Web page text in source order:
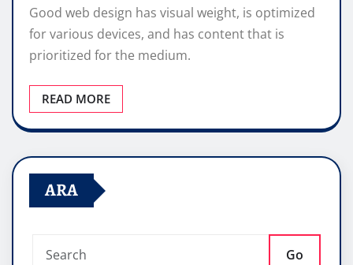
Good web design has visual weight, is optimized
for various devices, and has content that is
prioritized for the medium.
READ MORE
ARA
Go